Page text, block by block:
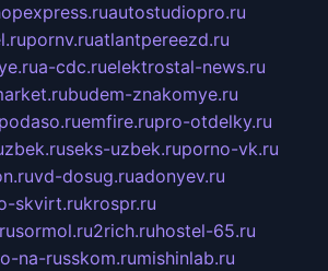
autostudiopro.ru
pornv.ruatlantpereezd.ru
a-cdc.ruelektrostal-news.ru
budem-znakomye.ru
emfire.rupro-otdelky.ru
seks-uzbek.ruporno-vk.ru
vd-dosug.ruadonyev.ru
skvirt.rukrospr.ru
sormol.ru2rich.ruhostel-65.ru
na-russkom.rumishinlab.ru